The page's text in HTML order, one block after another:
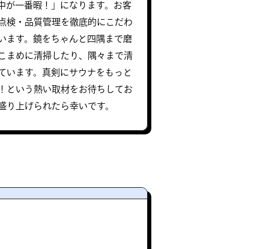
が一番暇！」になります。お客
検・品質管理を徹底的にこだわ
ます。鏡をちゃんと四隅まで磨
まめに清掃したり、隅々まで清
います。真剣にサウナをもっと
という熱い取材をお待ちしてお
上げられたら幸いです。